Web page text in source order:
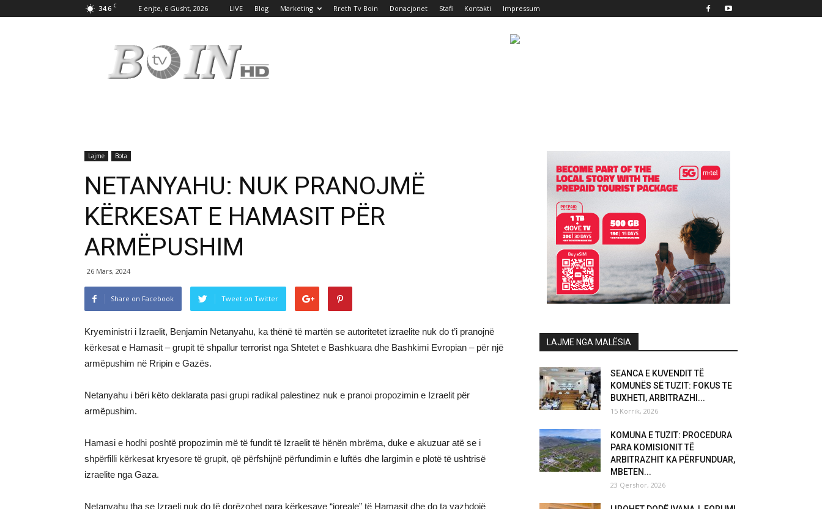
34.6 C E enjte, 6 Gusht, 2026 LIVE Blog Marketing Rreth Tv Boin Donacjonet Stafi Kontakti Impressum
Boin
Lajme Bota
NETANYAHU: NUK PRANOJMË
KËRKESAT E HAMASIT PËR
ARMËPUSHIM
26 Mars, 2024
Share on Facebook Tweet on Twitter
Kryeministri i Izraelit, Benjamin Netanyahu, ka thënë të martën se autoritetet izraelite nuk do t’i pranojnë
kërkesat e Hamasit – grupit të shpallur terrorist nga Shtetet e Bashkuara dhe Bashkimi Evropian – për një
armëpushim në Rripin e Gazës.
Netanyahu i bëri këto deklarata pasi grupi radikal palestinez nuk e pranoi propozimin e Izraelit për
armëpushim.
Hamasi e hodhi poshtë propozimin më të fundit të Izraelit të hënën mbrëma, duke e akuzuar atë se i
shpërfilli kërkesat kryesore të grupit, që përfshijnë përfundimin e luftës dhe largimin e plotë të ushtrisë
izraelite nga Gaza.
Netanyahu tha se Izraeli nuk do të dorëzohet para kërkesave “joreale” të Hamasit dhe do ta vazhdojë
LAJME NGA MALËSIA
SEANCA E KUVENDIT TË
KOMUNËS SË TUZIT: FOKUS TE
BUXHETI, ARBITRAZHI...
15 Korrik, 2026
KOMUNA E TUZIT: PROCEDURA
PARA KOMISIONIT TË
ARBITRAZHIT KA PËRFUNDUAR,
MBETEN...
23 Qershor, 2026